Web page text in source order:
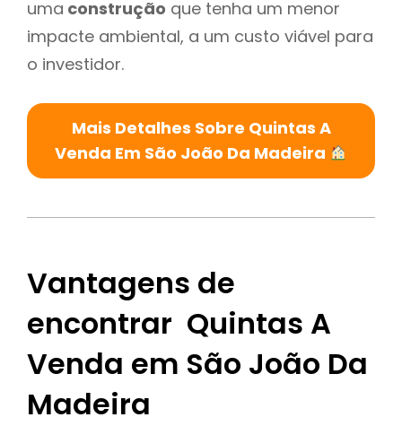
uma construção que tenha um menor
impacte ambiental, a um custo viável para
o investidor.
Mais Detalhes Sobre Quintas A
Venda Em São João Da Madeira
Vantagens de
encontrar Quintas A
Venda em São João Da
Madeira